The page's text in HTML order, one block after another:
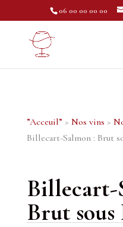
06 00 00 00 00
”Acceuil” > Nos vins >
Billecart-Salmon : Brut
Billecart-
Brut sous